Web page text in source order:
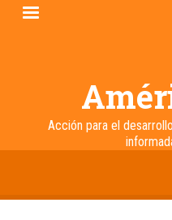
Pasar
Acción para el